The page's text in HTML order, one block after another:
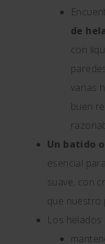
de
con
varias
buen
Un batido
esencial
suave, con
que nuestro
Los